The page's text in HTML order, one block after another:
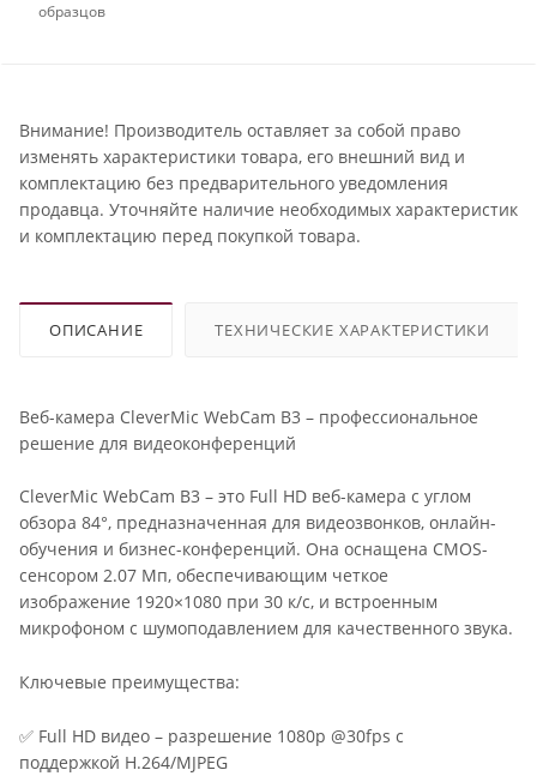
образцов
Внимание! Производитель оставляет за собой право
изменять характеристики товара, его внешний вид и
комплектацию без предварительного уведомления
продавца. Уточняйте наличие необходимых характеристик
и комплектацию перед покупкой товара.
ОПИСАНИЕ ТЕХНИЧЕСКИЕ ХАРАКТЕРИСТИКИ
Веб-камера CleverMic WebCam B3 – профессиональное
решение для видеоконференций
CleverMic WebCam B3 – это Full HD веб-камера с углом
обзора 84°, предназначенная для видеозвонков, онлайн-
обучения и бизнес-конференций. Она оснащена CMOS-
сенсором 2.07 Мп, обеспечивающим четкое
изображение 1920×1080 при 30 к/с, и встроенным
микрофоном с шумоподавлением для качественного звука.
Ключевые преимущества:
✅ Full HD видео – разрешение 1080p @30fps с
поддержкой H.264/MJPEG